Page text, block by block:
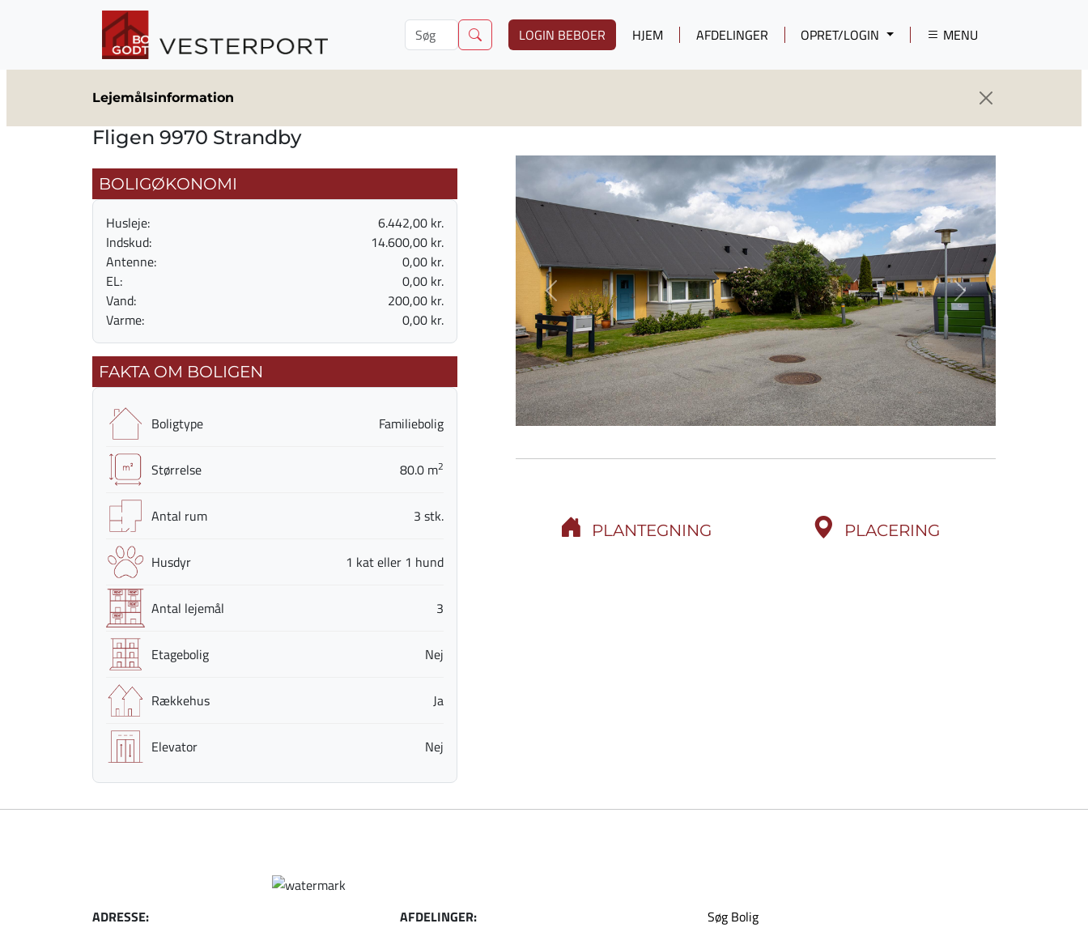
Gå til hovedindhold
LOGIN BEBOER
HJEM AFDELINGER OPRET/LOGIN MENU
Lejemålsinformation
Fligen 9970 Strandby
BOLIGØKONOMI
Husleje:
6.442,00 kr.
Indskud:
14.600,00 kr.
Antenne:
0,00 kr.
EL:
0,00 kr.
Vand:
200,00 kr.
Varme:
0,00 kr.
FAKTA OM BOLIGEN
Boligtype Familiebolig
Størrelse 80.0 m2
Antal rum 3 stk.
Husdyr 1 kat eller 1 hund
Antal lejemål 3
Etagebolig Nej
Rækkehus Ja
Elevator Nej
Previous Next
PLANTEGNING PLACERING
ADRESSE:
AFDELINGER:
Søg Bolig